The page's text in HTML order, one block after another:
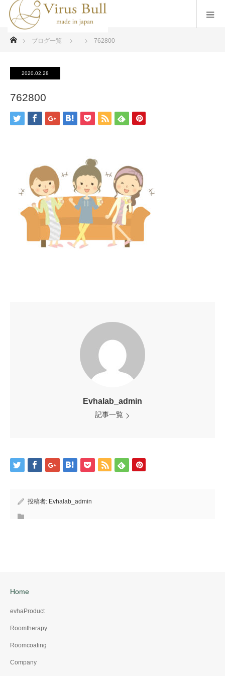
ブログ一覧 762800
2020.02.28
762800
Evhalab_admin
記事一覧
投稿者: Evhalab_admin
Home
evhaProduct
Roomtherapy
Roomcoating
Company